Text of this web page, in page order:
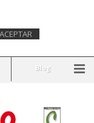
Blog
ACEPTAR